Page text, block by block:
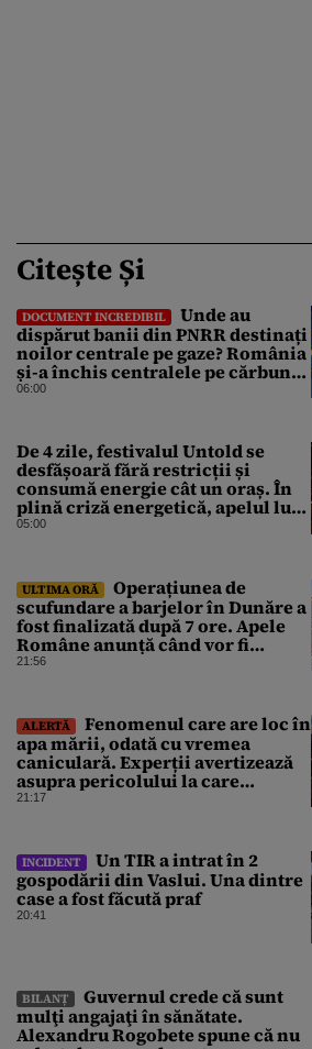
Citește Și
DOCUMENT INCREDIBIL
Unde au
dispărut banii din PNRR destinați
noilor centrale pe gaze? România
și-a închis centralele pe cărbune
în ritm galopant, dar nu a pus
06:00
De 4 zile, festivalul Untold se
desfășoară fără restricții și
consumă energie cât un oraș. În
plină criză energetică, apelul lui
Bolojan de economisire a
partid, Emil Boc
05:00
ULTIMA ORĂ
Operațiunea de
scufundare a barjelor în Dunăre a
fost finalizată după 7 ore. Apele
Române anunță când vor fi
simțite efectele
21:56
ALERTĂ
Fenomenul care are loc în
apa mării, odată cu vremea
caniculară. Experții avertizează
asupra pericolului la care
oamenii pot fi expuși
21:17
INCIDENT
Un TIR a intrat în 2
gospodării din Vaslui. Una dintre
case a fost făcută praf
20:41
BILANȚ
Guvernul crede că sunt
mulţi angajaţi în sănătate.
Alexandru Rogobete spune că nu